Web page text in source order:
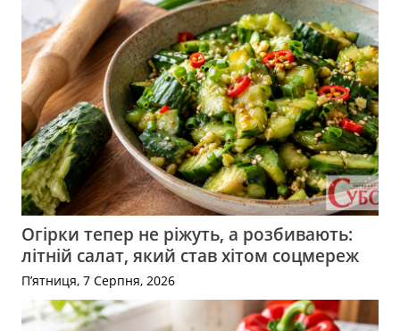
Огірки тепер не ріжуть, а розбивають:
літній салат, який став хітом соцмереж
П’ятниця, 7 Серпня, 2026